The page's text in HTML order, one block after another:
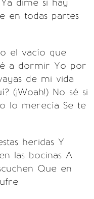
dime si hay
en todas partes
el vacío que
a dormir Yo por
de mi vida
(¡Woah!) No sé si
lo merecía Se te
heridas Y
las bocinas A
Que en